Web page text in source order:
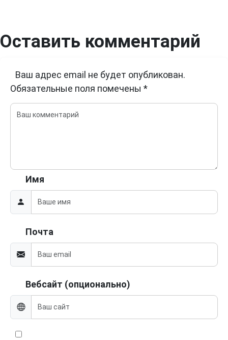
Оставить комментарий
Ваш адрес email не будет опубликован.
Обязательные поля помечены *
Имя
Почта
Вебсайт (опционально)